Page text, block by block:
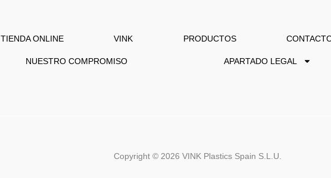
TIENDA ONLINE VINK PRODUCTOS
NUESTRO COMPROMISO APARTADO LEGAL
Copyright © 2026 VINK Plastics Spain S.L.U.